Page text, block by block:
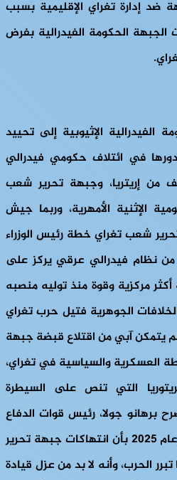
ضد إدارة تغراي الإقليمية بسبب
الحكومة الفيدرالية بفرض
الإثيوبية إلى تحييد
في ائتلاف حكومي فيدرالي
من إريتريا، وجبهة تحرير شعب
الإثنية الأمهرية، وربما جيش
شعب تغراي خطة رئيس الوزراء
من نظام فيدرالي عرقي يركز على
أكثر مركزية وقوة منذ توليه منصبه
الخلافات الجوهرية فتيل حرب تغراي
لم يتمكن آبي من اقتلاع قبضة جبهة
العسكرية والسياسية في تغراي،
التي تنص على السيطرة
برهانو جولا، رئيس قوات الدفاع
الوطني الإثيوبية، في أواخر عام 2025 بأن انتهاكات جبهة تحرير
الحرب، وأنه لا بد من عزل قيادة